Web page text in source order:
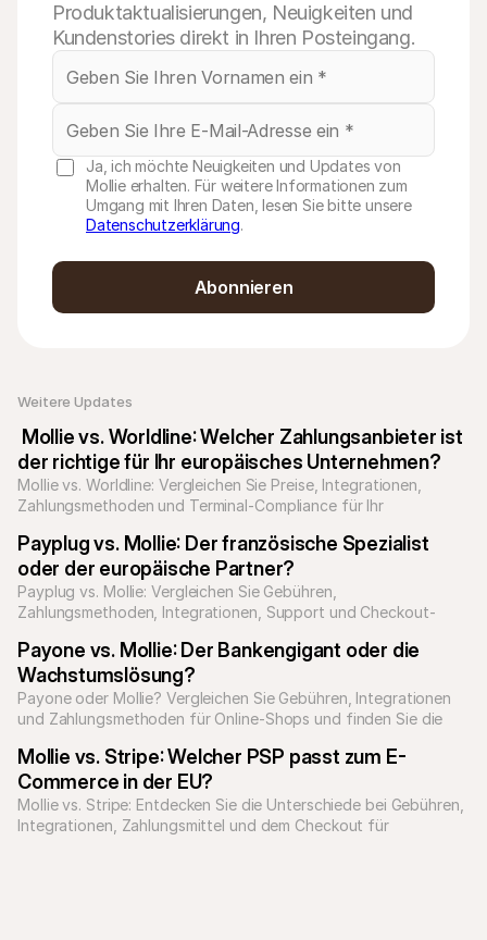
Weitere Updates
der richtige für Ihr europäisches Unternehmen?
Mollie vs. Worldline: Vergleichen Sie Preise, Integrationen,
Zahlungsmethoden und Terminal-Compliance für Ihr
Payplug vs. Mollie: Der französische Spezialist
oder der europäische Partner?
Payplug vs. Mollie: Vergleichen Sie Gebühren,
Zahlungsmethoden, Integrationen, Support und Checkout-
Payone vs. Mollie: Der Bankengigant oder die
Wachstumslösung?
Payone oder Mollie? Vergleichen Sie Gebühren, Integrationen
und Zahlungsmethoden für Online-Shops und finden Sie die
Mollie vs. Stripe: Welcher PSP passt zum E-
Commerce in der EU?
Mollie vs. Stripe: Entdecken Sie die Unterschiede bei Gebühren,
Integrationen, Zahlungsmittel und dem Checkout für
Produktaktualisierungen, Neuigkeiten und
Kundenstories direkt in Ihren Posteingang.
Ja, ich möchte Neuigkeiten und Updates von
Mollie erhalten. Für weitere Informationen zum
Umgang mit Ihren Daten, lesen Sie bitte unsere
Datenschutzerklärung.
Abonnieren